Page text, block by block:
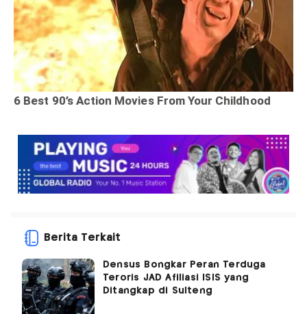
Berita Terkait
Densus Bongkar Peran Terduga
Teroris JAD Afiliasi ISIS yang
Ditangkap di Sulteng